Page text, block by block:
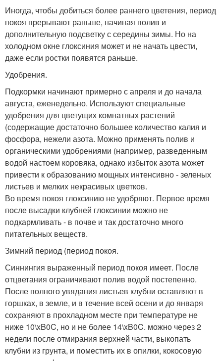
Иногда, чтобы добиться более раннего цветения, период
покоя прерывают раньше, начиная полив и
дополнительную подсветку с середины зимы. Но на
холодном окне глоксиния может и не начать цвести,
даже если ростки появятся раньше.
Удобрения.
Подкормки начинают примерно с апреля и до начала
августа, еженедельно. Используют специальные
удобрения для цветущих комнатных растений
(содержащие достаточно большее количество калия и
фосфора, нежели азота. Можно применять полив и
органическими удобрениями (например, разведенным
водой настоем коровяка, однако избыток азота может
привести к образованию мощных интенсивно - зеленых
листьев и мелких некрасивых цветков.
Во время покоя глоксинию не удобряют. Первое время
после высадки клубней глоксинии можно не
подкармливать - в почве и так достаточно много
питательных веществ.
Зимний период (период покоя.
Синнингия выраженный период покоя имеет. После
отцветания ограничивают полив водой постепенно.
После полного увядания листьев клубни оставляют в
горшках, в земле, и в течение всей осени и до января
сохраняют в прохладном месте при температуре не
ниже 10\xB0C, но и не более 14\xB0C. можно через 2
недели после отмирания верхней части, выкопать
клубни из грунта, и поместить их в опилки, кокосовую